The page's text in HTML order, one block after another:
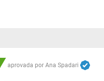
aprovada por Ana Spadari